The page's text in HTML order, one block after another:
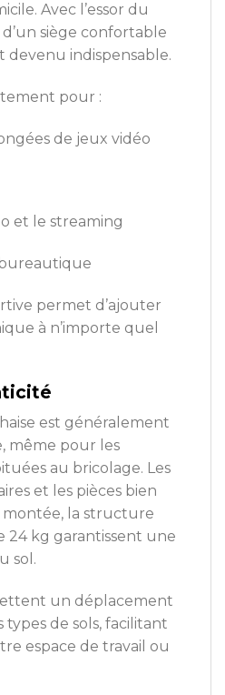
Avec l’essor du
siège confortable
devenu indispensable.
pour :
de jeux vidéo
et le streaming
permet d’ajouter
à n’importe quel
est généralement
même pour les
au bricolage. Les
et les pièces bien
montée, la structure
24 kg garantissent une
sol.
un déplacement
de sols, facilitant
espace de travail ou